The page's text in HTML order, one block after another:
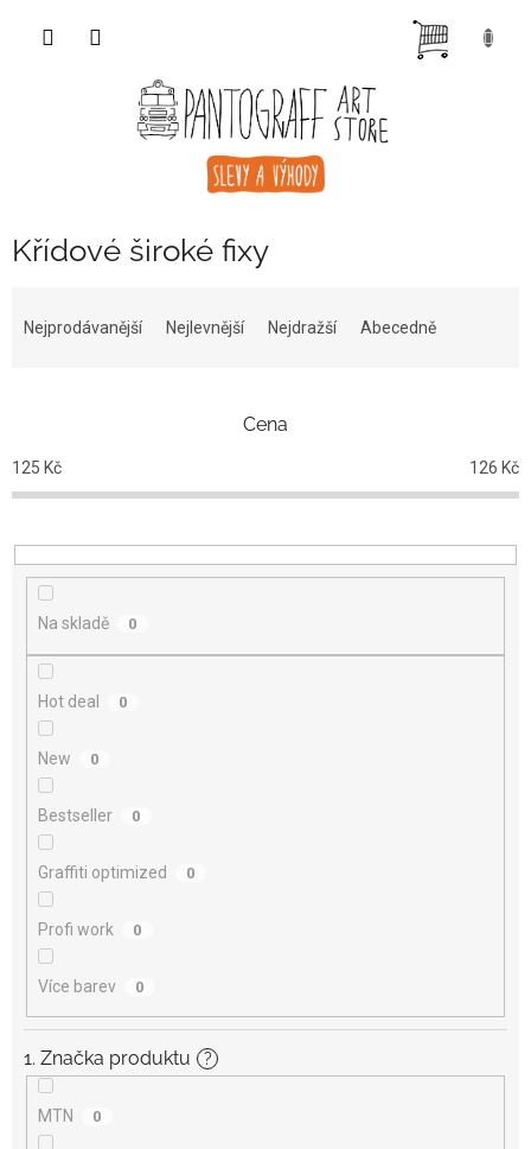
Křídové široké fixy
p
r
o
u
Nejprodávanější Nejlevnější Nejdražší Abecedně
Cena
125 Kč 126 Kč
Na skladě 0
Hot deal 0
New 0
Bestseller 0
Graffiti optimized 0
Profi work 0
Více barev 0
1. Značka produktu ?
MTN 0